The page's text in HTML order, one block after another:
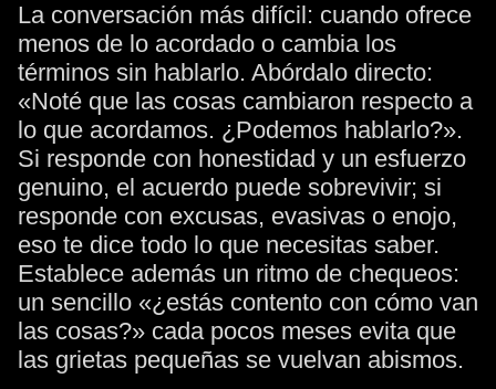
La conversación más difícil: cuando ofrece
menos de lo acordado o cambia los
términos sin hablarlo. Abórdalo directo:
«Noté que las cosas cambiaron respecto a
lo que acordamos. ¿Podemos hablarlo?».
Si responde con honestidad y un esfuerzo
genuino, el acuerdo puede sobrevivir; si
responde con excusas, evasivas o enojo,
eso te dice todo lo que necesitas saber.
Establece además un ritmo de chequeos:
un sencillo «¿estás contento con cómo van
las cosas?» cada pocos meses evita que
las grietas pequeñas se vuelvan abismos.